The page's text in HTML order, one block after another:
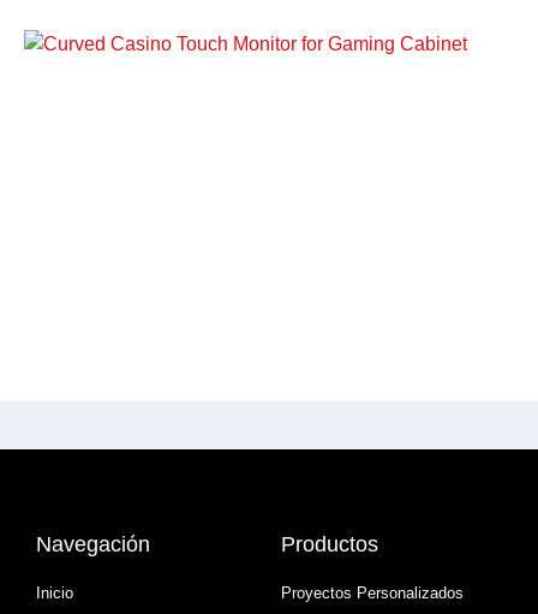
Navegación
Inicio
Productos
Proyectos Personalizados